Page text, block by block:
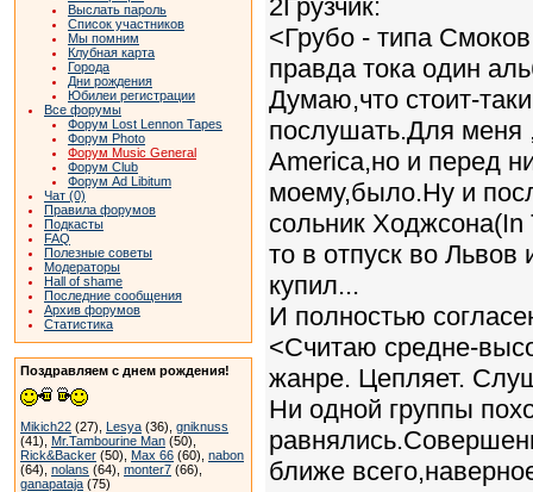
Выслать пароль
Список участников
Мы помним
Клубная карта
Города
Дни рождения
Юбилеи регистрации
Все форумы
Форум Lost Lennon Tapes
Форум Photo
Форум Music General
Форум Club
Форум Ad Libitum
Чат (0)
Правила форумов
Подкасты
FAQ
Полезные советы
Модераторы
Hall of shame
Последние сообщения
Архив форумов
Статистика
Поздравляем с днем рождения!
Mikich22 (27), Lesya (36), gniknuss
(41), Mr.Tambourine Man (50),
Rick&Backer (50), Max 66 (60), nabon
(64), nolans (64), monter7 (66),
ganapataja (75)
2Грузчик:
<Грубо - типа
правда тока один
Думаю,что стоит-
послушать.Для меня
America,но и перед
моему,было.Ну и
сольник Ходжсона(In
то в отпуск во
купил...
И полностью
<Считаю средне-
жанре. Цепляет.
Ни одной группы
ближе